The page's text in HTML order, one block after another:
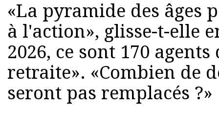
«La pyramide des âges
à l'action», glisse-t-elle
2026, ce sont 170
retraite». «Combien de
seront pas remplacés ?»